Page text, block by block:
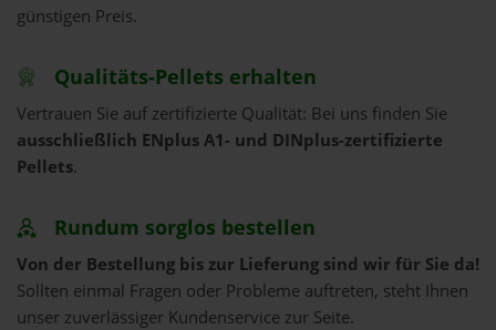
günstigen Preis.
Qualitäts-Pellets erhalten
Vertrauen Sie auf zertifizierte Qualität: Bei uns finden Sie
ausschließlich ENplus A1- und DINplus-zertifizierte
Pellets.
Rundum sorglos bestellen
Von der Bestellung bis zur Lieferung sind wir für Sie da!
Sollten einmal Fragen oder Probleme auftreten, steht Ihnen
unser zuverlässiger Kundenservice zur Seite.